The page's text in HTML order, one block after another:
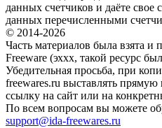
данных счетчиков и даёте свое
данных перечисленными
© 2014-2026
Часть материалов была взята и
Freeware (эххх, такой ресурс
Убедительная просьба, при
freewares.ru выставлять
ссылку на сайт или на
По всем вопросам вы можете
support@ida-freewares.ru